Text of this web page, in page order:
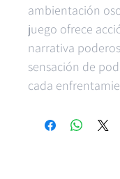
ambientación
juego ofrece
narrativa
sensación de
cada